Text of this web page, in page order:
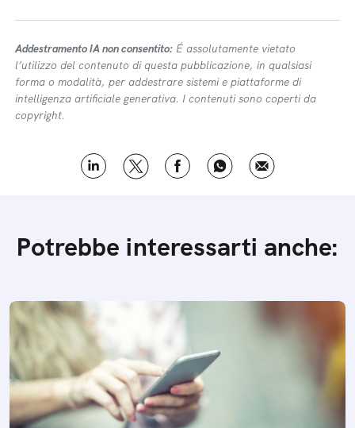
Addestramento IA non consentito: É assolutamente vietato
l’utilizzo del contenuto di questa pubblicazione, in qualsiasi
forma o modalità, per addestrare sistemi e piattaforme di
intelligenza artificiale generativa. I contenuti sono coperti da
copyright.
Potrebbe interessarti anche: